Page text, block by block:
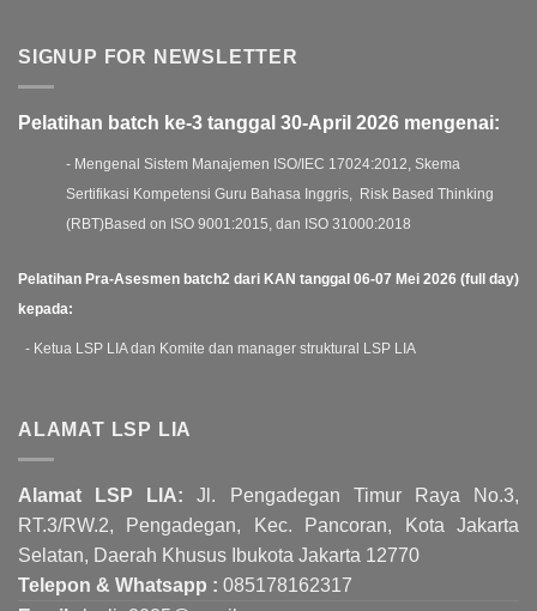
LSP
SIGNUP FOR NEWSLETTER
Pelatihan batch ke-3 tanggal 30-April 2026 mengenai:
- Mengenal Sistem Manajemen ISO/IEC 17024:2012, Skema
Sertifikasi Kompetensi Guru Bahasa Inggris, Risk Based Thinking
(RBT)Based on ISO 9001:2015, dan ISO 31000:2018
Pelatihan Pra-Asesmen batch2 dari KAN tanggal 06-07 Mei 2026 (full day)
kepada:
- Ketua LSP LIA dan Komite dan manager struktural LSP LIA
ALAMAT LSP LIA
Alamat LSP LIA: Jl. Pengadegan Timur Raya No.3,
RT.3/RW.2, Pengadegan, Kec. Pancoran, Kota Jakarta
Selatan, Daerah Khusus Ibukota Jakarta 12770
Telepon & Whatsapp : 085178162317